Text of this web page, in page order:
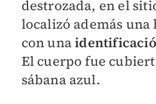
destrozada, en el
localizó además
con una
El cuerpo fue
sábana azul.